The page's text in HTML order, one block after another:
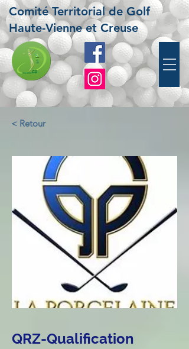
Comité Territorial de Golf
Haute-Vienne et Creuse
< Retour
QRZ-Qualification